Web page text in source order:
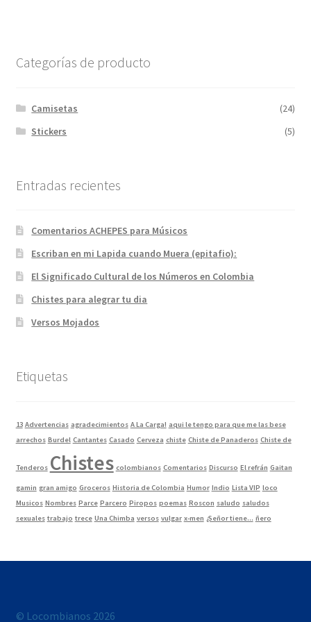
Categorías de producto
Camisetas
(24)
Stickers
(5)
Entradas recientes
Comentarios ACHEPES para Músicos
Escriban en mi Lapida cuando Muera (epitafio):
El Significado Cultural de los Números en Colombia
Chistes para alegrar tu dia
Versos Mojados
Etiquetas
13 Advertencias agradecimientos A La Carga! aqui le tengo para que me las bese
arrechos Burdel Cantantes Casado Cerveza chiste Chiste de Panaderos Chiste de
Tenderos Chistes colombianos Comentarios Discurso El refrán Gaitan
gamin gran amigo Groceros Historia de Colombia Humor Indio Lista VIP loco
Musicos Nombres Parce Parcero Piropos poemas Roscon saludo saludos
sexuales trabajo trece Una Chimba versos vulgar x-men ¿Señor tiene... ñero
© Locombianos 2026